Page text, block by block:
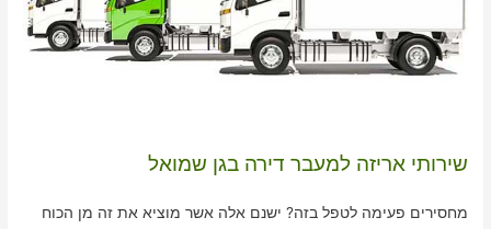
שירותי אריזה למעבר דירה בגן שמואל
מחסירים פעימה לטפל בזה? ישנם אלה אשר מוציא את זה מן הכוח